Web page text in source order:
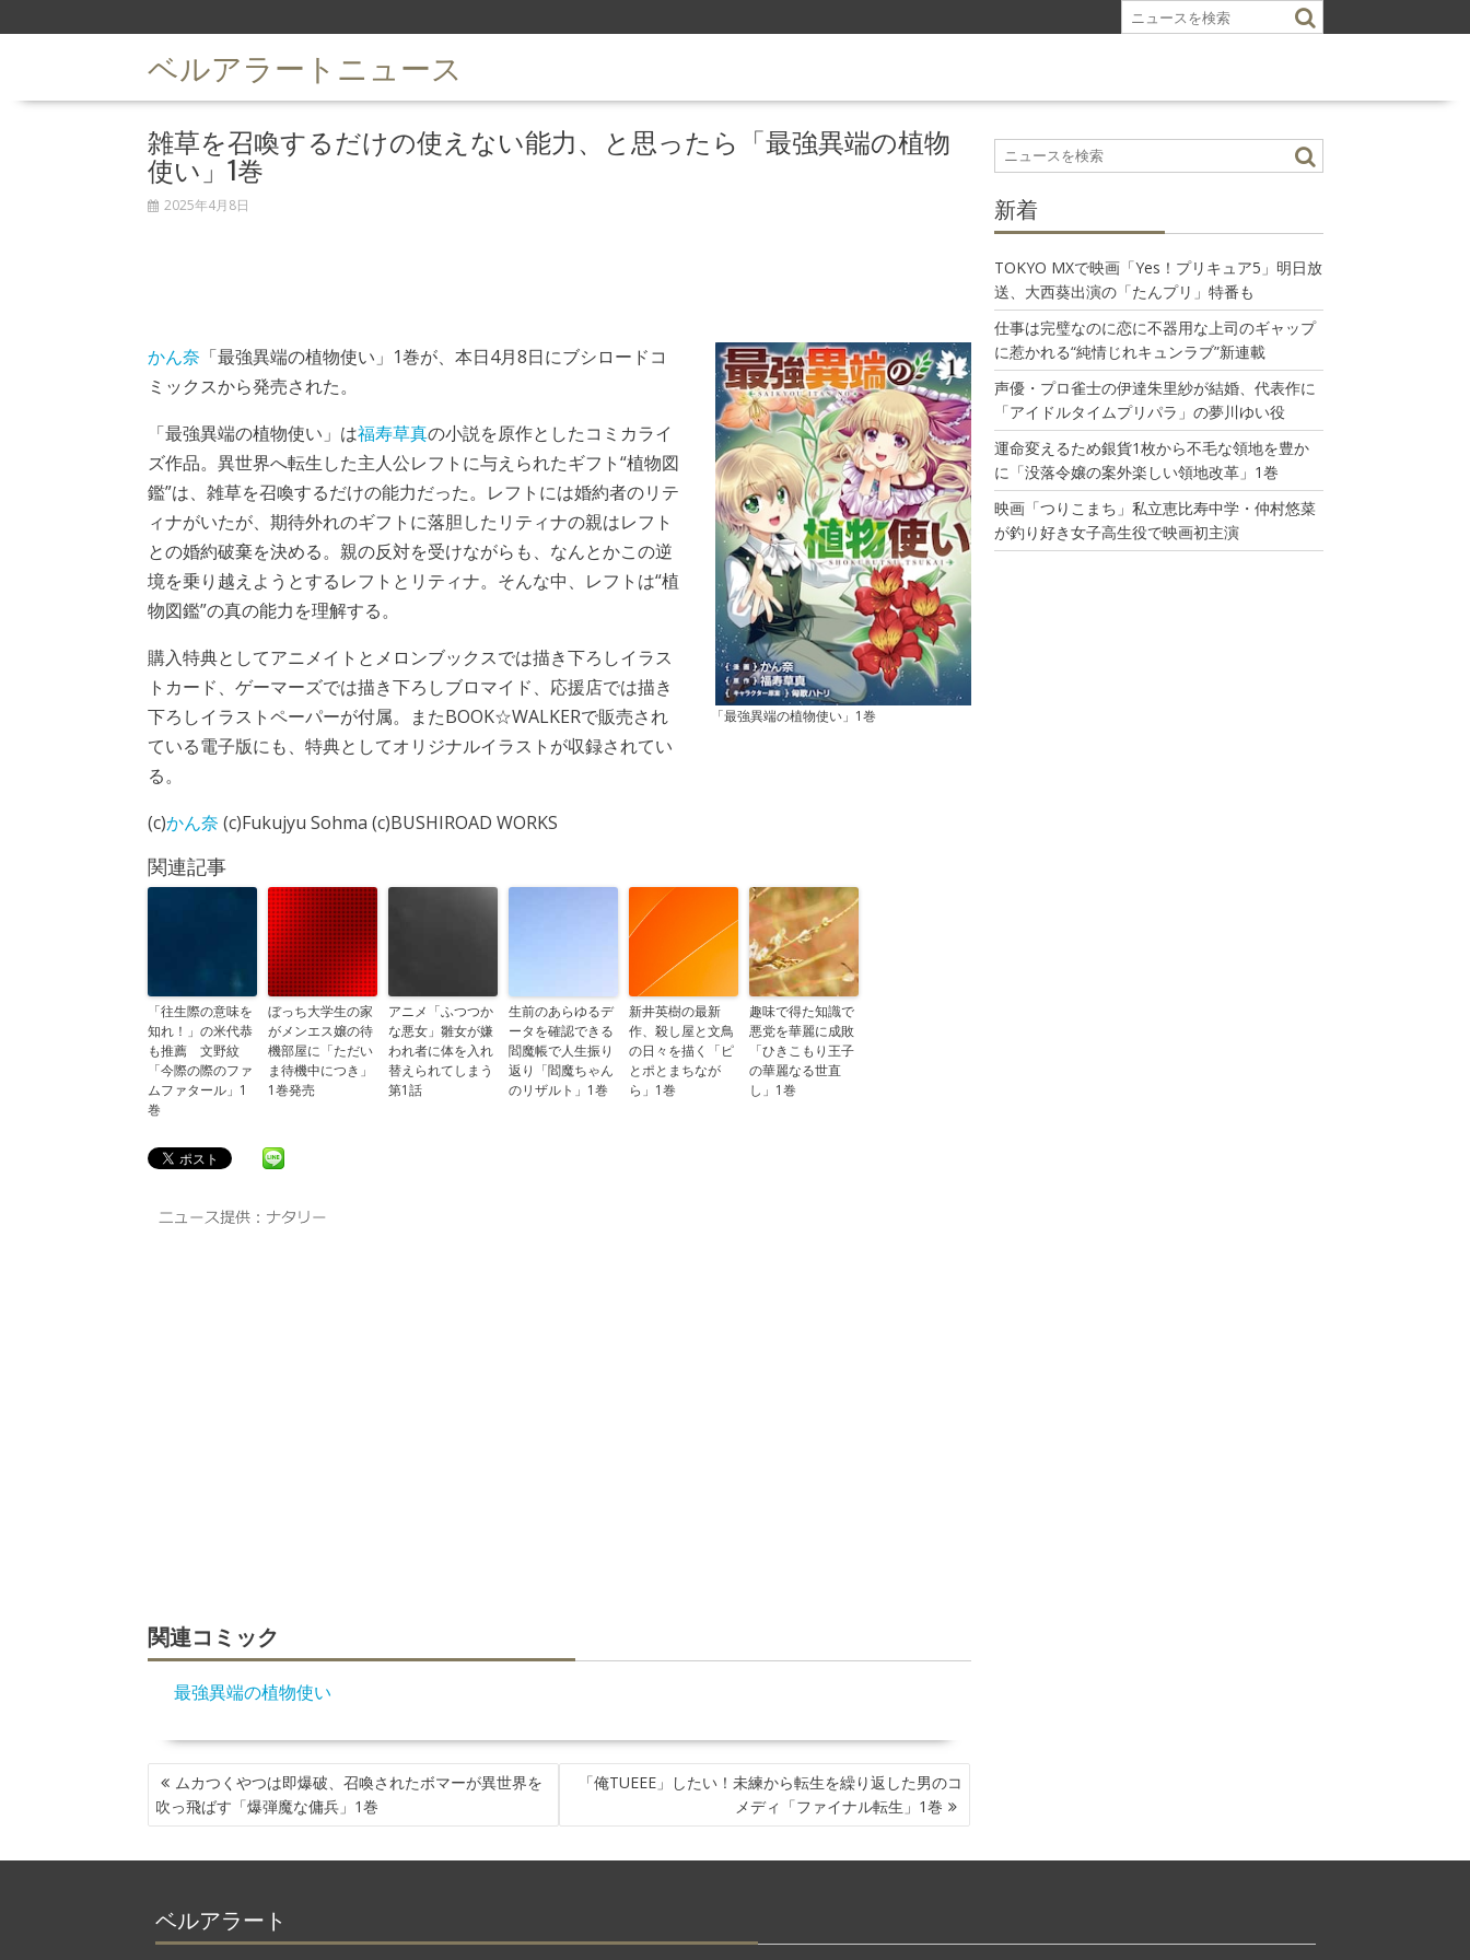
k
ベルアラートニュース
雑草を召喚するだけの使えない能力、と思ったら「最強異端の植物
使い」1巻
2025年4月8日
「最強異端の植物使い」1巻
かん奈 「最強異端の植物使い」1巻が、本日4月8日にブシロードコ
ミックスから発売された。
「最強異端の植物使い」は福寿草真の小説を原作としたコミカライ
ズ作品。異世界へ転生した主人公レフトに与えられたギフト“植物図
鑑”は、雑草を召喚するだけの能力だった。レフトには婚約者のリテ
ィナがいたが、期待外れのギフトに落胆したリティナの親はレフト
との婚約破棄を決める。親の反対を受けながらも、なんとかこの逆
境を乗り越えようとするレフトとリティナ。そんな中、レフトは“植
物図鑑”の真の能力を理解する。
購入特典としてアニメイトとメロンブックスでは描き下ろしイラス
トカード、ゲーマーズでは描き下ろしブロマイド、応援店では描き
下ろしイラストペーパーが付属。またBOOK☆WALKERで販売され
ている電子版にも、特典としてオリジナルイラストが収録されてい
る。
(c)かん奈 (c)Fukujyu Sohma (c)BUSHIROAD WORKS
関連記事
「往生際の意味を
知れ！」の米代恭
も推薦 文野紋
「今際の際のファ
ムファタール」1
巻
ぼっち大学生の家
がメンエス嬢の待
機部屋に「ただい
ま待機中につき」
1巻発売
アニメ「ふつつか
な悪女」雛女が嫌
われ者に体を入れ
替えられてしまう
第1話
生前のあらゆるデ
ータを確認できる
閻魔帳で人生振り
返り「閻魔ちゃん
のリザルト」1巻
新井英樹の最新
作、殺し屋と文鳥
の日々を描く「ピ
とポとまちなが
ら」1巻
趣味で得た知識で
悪党を華麗に成敗
「ひきこもり王子
の華麗なる世直
し」1巻
関連コミック
最強異端の植物使い
投
稿
ナ
ゲ
シ
ョ
ムカつくやつは即爆破、召喚されたボマーが異世界を
吹っ飛ばす「爆弾魔な傭兵」1巻
「俺TUEEE」したい！未練から転生を繰り返した男のコ
メディ「ファイナル転生」1巻
新着
TOKYO MXで映画「Yes！プリキュア5」明日放
送、大西葵出演の「たんプリ」特番も
仕事は完璧なのに恋に不器用な上司のギャップ
に惹かれる“純情じれキュンラブ”新連載
声優・プロ雀士の伊達朱里紗が結婚、代表作に
「アイドルタイムプリパラ」の夢川ゆい役
運命変えるため銀貨1枚から不毛な領地を豊か
に「没落令嬢の案外楽しい領地改革」1巻
映画「つりこまち」私立恵比寿中学・仲村悠菜
が釣り好き女子高生役で映画初主演
ベルアラート